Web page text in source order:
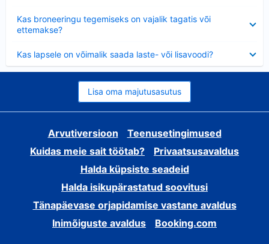
Kas broneeringu tegemiseks on vajalik tagatis või
ettemakse?
Kas lapsele on võimalik saada laste- või lisavoodi?
Lisa oma majutusasutus
Arvutiversioon
Teenusetingimused
Kuidas meie sait töötab?
Privaatsusavaldus
Halda küpsiste seadeid
Halda isikupärastatud soovitusi
Tänapäevase orjapidamise vastane avaldus
Inimõiguste avaldus
Booking.com